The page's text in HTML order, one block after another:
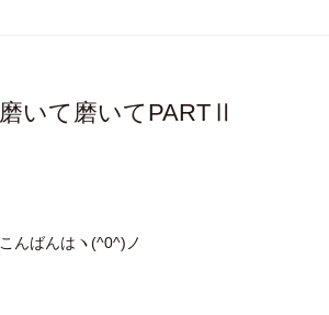
磨いて磨いてPARTⅡ
こんばんはヽ(^0^)ノ